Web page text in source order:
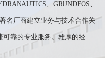
、GRUNDFOS、
名厂商建立业务与技术合作关
可靠的专业服务。雄厚的经…